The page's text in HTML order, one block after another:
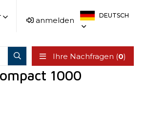
anmelden
DEUTSCH
Ihre Nachfragen (0)
1000